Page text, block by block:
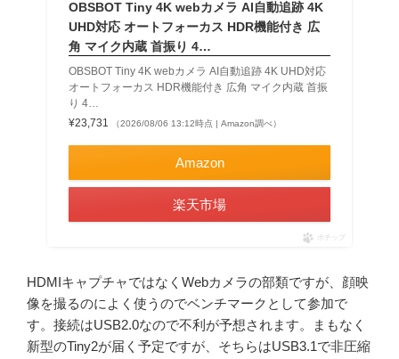
OBSBOT Tiny 4K webカメラ AI自動追跡 4K
UHD対応 オートフォーカス HDR機能付き 広
角 マイク内蔵 首振り 4…
OBSBOT Tiny 4K webカメラ AI自動追跡 4K UHD対応
オートフォーカス HDR機能付き 広角 マイク内蔵 首振
り 4…
¥23,731
（2026/08/06 13:12時点 | Amazon調べ）
Amazon
楽天市場
ポチップ
HDMIキャプチャではなくWebカメラの部類ですが、顔映
像を撮るのによく使うのでベンチマークとして参加で
す。接続はUSB2.0なので不利が予想されます。まもなく
新型のTiny2が届く予定ですが、そちらはUSB3.1で非圧縮